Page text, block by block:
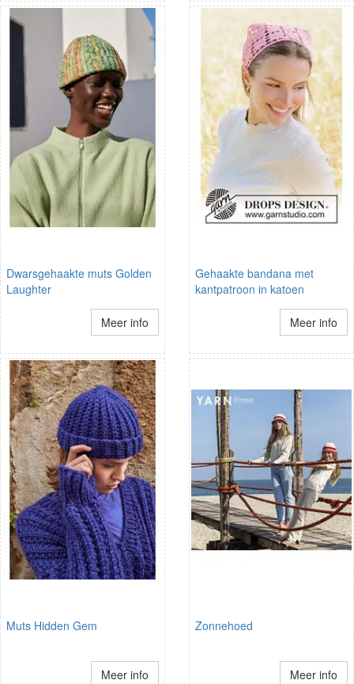
Dwarsgehaakte muts Golden
Laughter
Meer info
Gehaakte bandana met
kantpatroon in katoen
Meer info
Muts Hidden Gem
Meer info
Zonnehoed
Meer info